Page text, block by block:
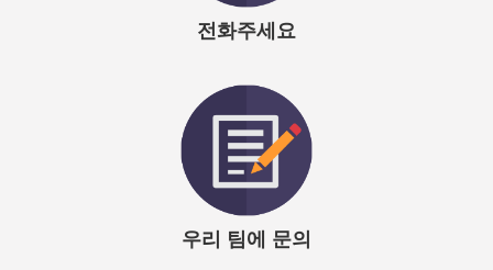
| 의무실 보건 시스템 조직 개발 담당 부사장
했을 때, 우리는이 도구가 커뮤니케이션의 초점과 문화적 변
화의 촉매제가되기를 바랐습니다. 그것은 그 이상을 해냈습
니다. 최근 우리 이사들과의 세미나가 끝난 후, 그들 중 한 명
이 이번 주 회의에서 제 옆에 앉았습니다. 그의
전화주세요
우리 팀에 문의